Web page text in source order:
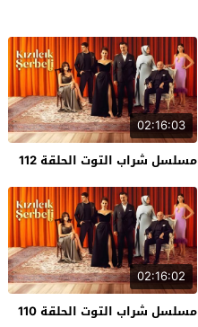
02:16:03
مسلسل شراب التوت الحلقة 112
02:16:02
مسلسل شراب التوت الحلقة 110